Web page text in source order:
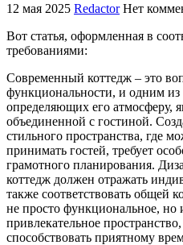
12 мая 2025 Redactor Нет
Вот статья, оформленная в
требованиями:
Современный коттедж – это
функциональности, и одним
определяющих его атмосферу,
объединенной с гостиной.
стильного пространства, где
принимать гостей, требует
грамотного планирования.
коттедж должен отражать
также соответствовать общей
не просто функциональное, но
привлекательное
способствовать приятному